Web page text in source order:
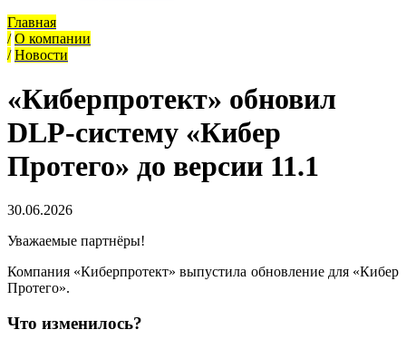
Главная
/ О компании
/ Новости
«Киберпротект» обновил
DLP-систему «Кибер
Протего» до версии 11.1
30.06.2026
Уважаемые партнёры!
Компания «Киберпротект» выпустила обновление для «Кибер
Протего».
Что изменилось?